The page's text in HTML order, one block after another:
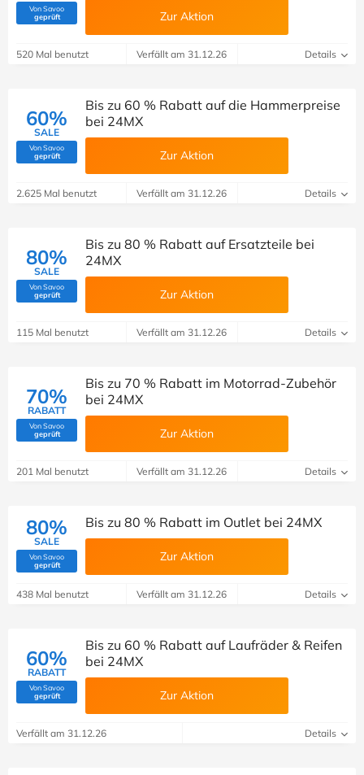
Von Savoo
geprüft(Von Savoo geprüft) Zur Aktion
520 Mal benutzt Verfällt am 31.12.26 Details
60%
SALE
Von Savoo
geprüft(Von Savoo geprüft)
Bis zu 60 % Rabatt auf die Hammerpreise
bei 24MX
Zur Aktion
2.625 Mal benutzt Verfällt am 31.12.26 Details
80%
SALE
Von Savoo
geprüft(Von Savoo geprüft)
Bis zu 80 % Rabatt auf Ersatzteile bei
24MX
Zur Aktion
115 Mal benutzt Verfällt am 31.12.26 Details
70%
RABATT
Von Savoo
geprüft(Von Savoo geprüft)
Bis zu 70 % Rabatt im Motorrad-Zubehör
bei 24MX
Zur Aktion
201 Mal benutzt Verfällt am 31.12.26 Details
80%
SALE
Von Savoo
geprüft(Von Savoo geprüft)
Bis zu 80 % Rabatt im Outlet bei 24MX
Zur Aktion
438 Mal benutzt Verfällt am 31.12.26 Details
60%
RABATT
Von Savoo
geprüft(Von Savoo geprüft)
Bis zu 60 % Rabatt auf Laufräder & Reifen
bei 24MX
Zur Aktion
Verfällt am 31.12.26 Details